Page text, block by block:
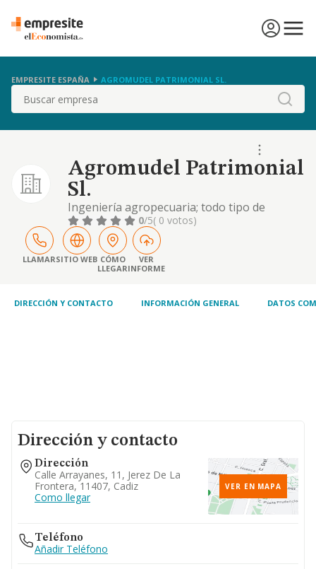
EMPRESITE ESPAÑA AGROMUDEL PATRIMONIAL SL.
Buscar
Agromudel Patrimonial
Sl.
Ingeniería agropecuaria; todo tipo de
servicios inmobiliarios, compraventa de
inmuebles tanto urbanos como rústicos, así
como su arrendamiento; actividades
agrícolas y ganaderas; explotación de
apartamentos turísticos; restauración;
0/5( 0 votos)
LLAMARSITIO WEB CÓMO
LLEGAR
VER
INFORME
DIRECCIÓN Y CONTACTO INFORMACIÓN GENERAL DATOS
Dirección y contacto
Dirección
Calle Arrayanes, 11, Jerez De La
Frontera, 11407, Cadiz
Como llegar
VER EN MAPA
Teléfono
Añadir Teléfono